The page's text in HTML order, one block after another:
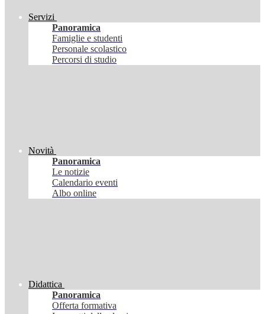
Servizi
Panoramica
Famiglie e studenti
Personale scolastico
Percorsi di studio
Novità
Panoramica
Le notizie
Calendario eventi
Albo online
Didattica
Panoramica
Offerta formativa